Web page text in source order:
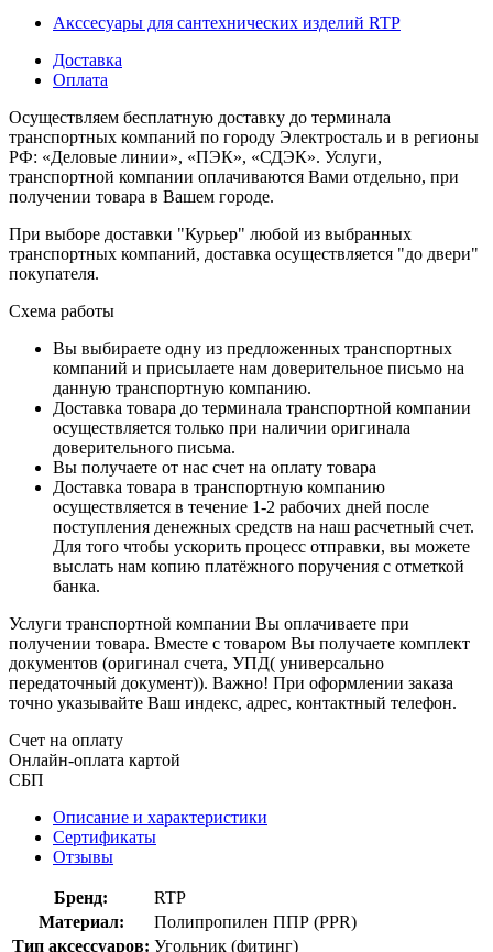
Акссесуары для сантехнических изделий RTP
Доставка
Оплата
Осуществляем бесплатную доставку до терминала
транспортных компаний по городу Электросталь и в регионы
РФ: «Деловые линии», «ПЭК», «СДЭК». Услуги,
транспортной компании оплачиваются Вами отдельно, при
получении товара в Вашем городе.
При выборе доставки "Курьер" любой из выбранных
транспортных компаний, доставка осуществляется "до двери"
покупателя.
Схема работы
Вы выбираете одну из предложенных транспортных
компаний и присылаете нам доверительное письмо на
данную транспортную компанию.
Доставка товара до терминала транспортной компании
осуществляется только при наличии оригинала
доверительного письма.
Вы получаете от нас счет на оплату товара
Доставка товара в транспортную компанию
осуществляется в течение 1-2 рабочих дней после
поступления денежных средств на наш расчетный счет.
Для того чтобы ускорить процесс отправки, вы можете
выслать нам копию платёжного поручения с отметкой
банка.
Услуги транспортной компании Вы оплачиваете при
получении товара. Вместе с товаром Вы получаете комплект
документов (оригинал счета, УПД( универсально
передаточный документ)). Важно! При оформлении заказа
точно указывайте Ваш индекс, адрес, контактный телефон.
Счет на оплату
Онлайн-оплата картой
СБП
Описание и характеристики
Сертификаты
Отзывы
Бренд:
RTP
Материал:
Полипропилен ППР (PPR)
Тип аксессуаров: Угольник (фитинг)